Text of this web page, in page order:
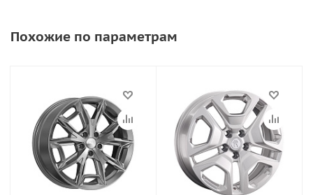
Похожие по параметрам